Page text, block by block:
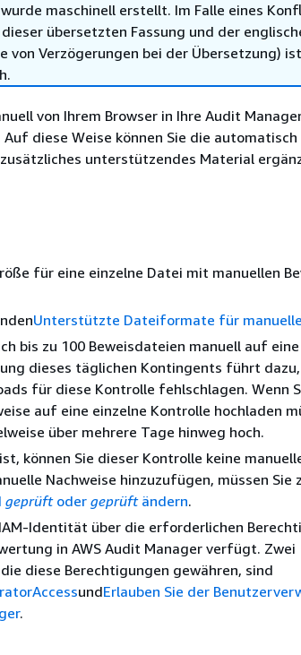
maschinell erstellt. Im Falle eines
übersetzten Fassung und der
von Verzögerungen bei der Übersetzung)
von Ihrem Browser in Ihre Audit
diese Weise können Sie die automatisch
unterstützendes Material
für eine einzelne Datei mit manuellen
Unterstützte Dateiformate für
bis zu 100 Beweisdateien manuell auf
dieses täglichen Kontingents führt
für diese Kontrolle fehlschlagen. Wenn
auf eine einzelne Kontrolle hochladen
über mehrere Tage hinweg hoch.
können Sie dieser Kontrolle keine
Nachweise hinzuzufügen, müssen Sie
geprüftoder geprüftändern.
Identität über die erforderlichen
in AWS Audit Manager verfügt. Zwei
diese Berechtigungen gewähren, sind
undErlauben Sie der
.